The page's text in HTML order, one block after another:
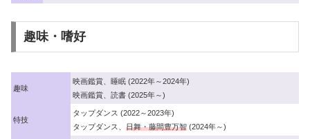
趣味・嗜好
趣味
映画鑑賞、睡眠 (2022年～2024年)
映画鑑賞、読書 (2025年～)
特技
タップダンス (2022～2023年)
タップダンス、 日舞・藤間豊万智 (2024年～)